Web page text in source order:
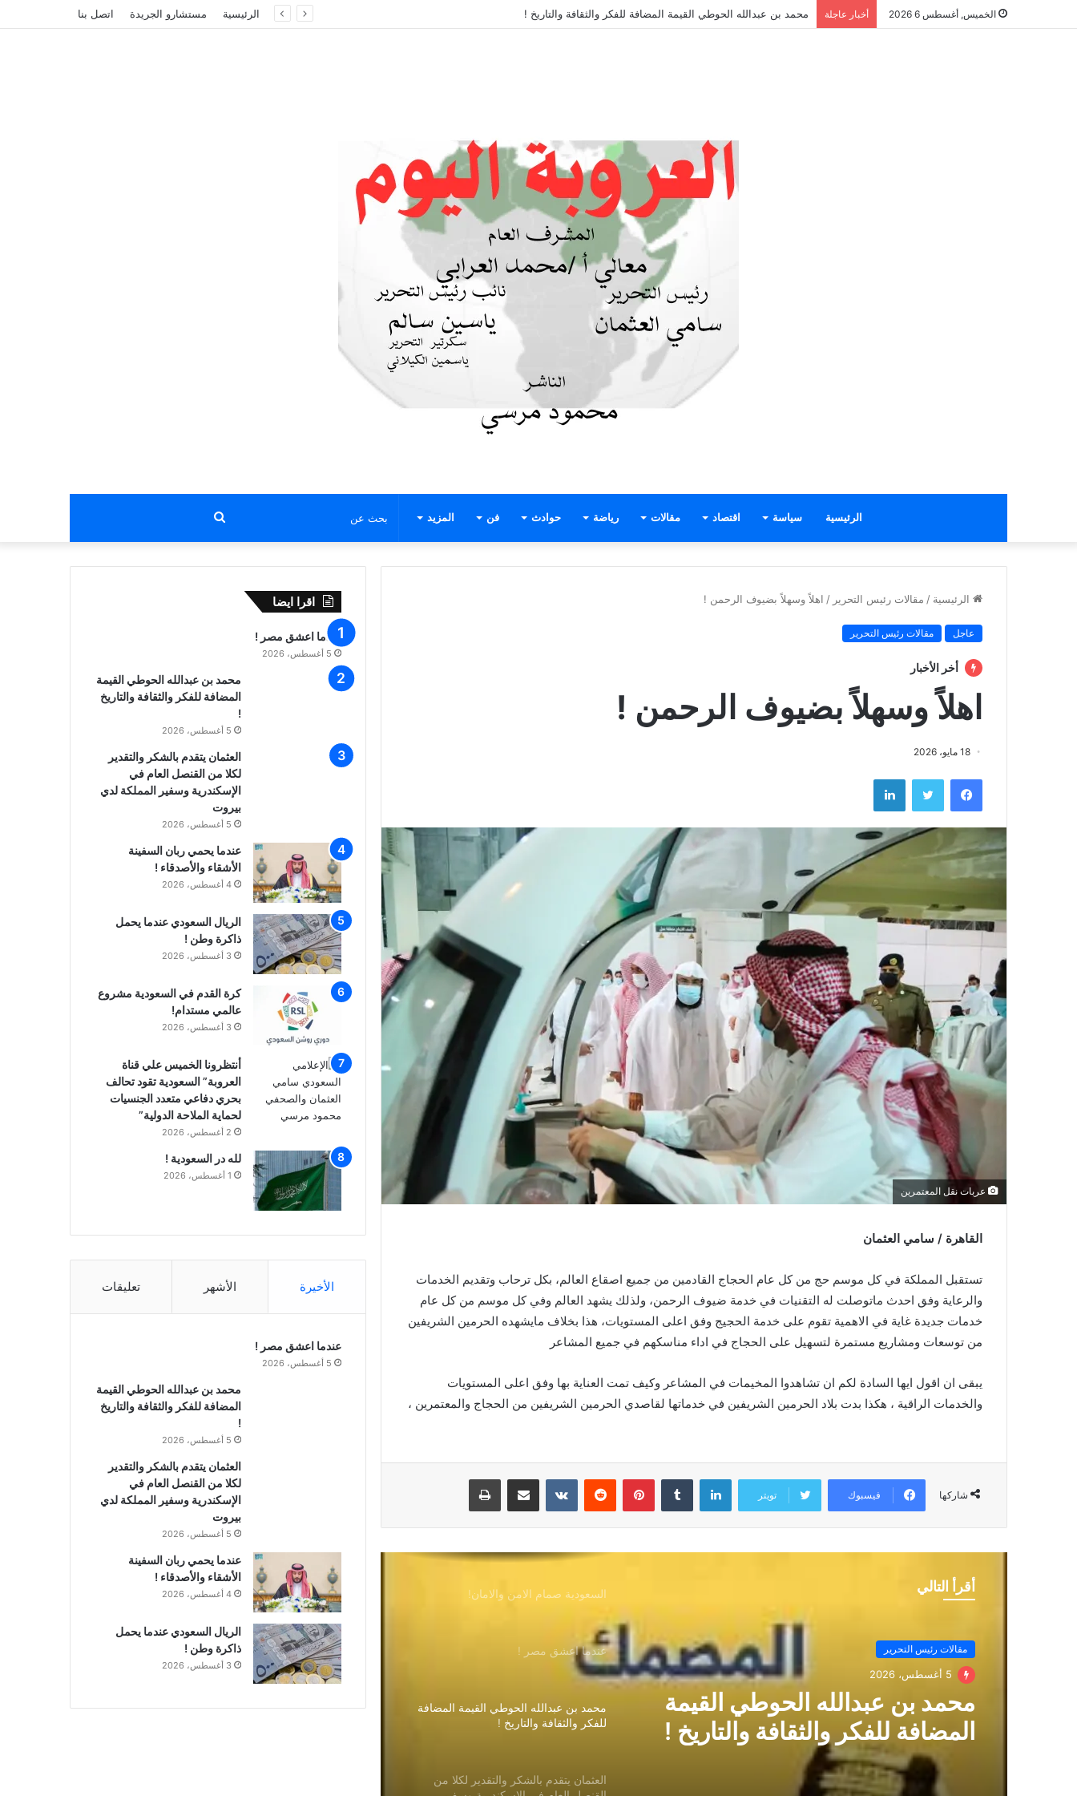
الخميس, أغسطس 6 2026 أخبار عاجلة محمد بن عبدالله الحوطي القيمة المضافة للفكر والثقافة والتاريخ ! الرئيسية مستشارو الجريدة اتصل بنا
الرئيسية سياسة اقتصاد مقالات رياضة حوادث فن المزيد بحث
عن
الرئيسية / مقالات رئيس التحرير / اهلاً وسهلاً بضيوف الرحمن !
عاجل مقالات رئيس التحرير
أخر الأخبار
اهلاً وسهلاً بضيوف الرحمن !
18 مايو، 2026
فيسبوك تويتر لينكدإن
عربات نقل المعتمرين
القاهرة / سامي العثمان
تستقبل المملكة في كل موسم حج من كل عام الحجاج القادمين من جميع اصقاع العالم، بكل ترحاب وتقديم الخدمات
والرعاية وفق احدث ماتوصلت له التقنيات في خدمة ضيوف الرحمن، ولذلك يشهد العالم وفي كل موسم من كل عام
خدمات جديدة غاية في الاهمية تقوم على خدمة الحجيج وفق اعلى المستويات، هذا بخلاف مايشهده الحرمين الشريفين
من توسعات ومشاريع مستمرة لتسهيل على الحجاج في اداء مناسكهم في جميع المشاعر
يبقى ان اقول ايها السادة لكم ان تشاهدوا المخيمات في المشاعر وكيف تمت العناية بها وفق اعلى المستويات
والخدمات الراقية ، هكذا بدت بلاد الحرمين الشريفين في خدماتها لقاصدي الحرمين الشريفين من الحجاج والمعتمرين ،
شاركها فيسبوك تويتر
لينكدإن بينتيريست مشاركة عبر البريد طباعة
أقرأ التالي
مقالات رئيس التحرير
5 أغسطس، 2026
محمد بن عبدالله الحوطي القيمة
المضافة للفكر والثقافة والتاريخ !
كرة القدم في السعودية مشروع عالمي
مستدام!
أنتظرونا الخميس علي قناة العروبة”
لله در السعودية !
السعودية صمام الامن والامان!
عندما اعشق مصر !
محمد بن عبدالله الحوطي القيمة المضافة
للفكر والثقافة والتاريخ !
العثمان يتقدم بالشكر والتقدير لكلا من
اقرا ايضا
عندما اعشق مصر !
5 أغسطس، 2026
محمد بن عبدالله الحوطي القيمة
المضافة للفكر والثقافة والتاريخ
!
5 أغسطس، 2026
العثمان يتقدم بالشكر والتقدير
لكلا من القنصل العام في
الإسكندرية وسفير المملكة لدي
بيروت
5 أغسطس، 2026
عندما يحمي ربان السفينة
الأشقاء والأصدقاء !
4 أغسطس، 2026
الريال السعودي عندما يحمل
ذاكرة وطن !
3 أغسطس، 2026
كرة القدم في السعودية مشروع
عالمي مستدام!
3 أغسطس، 2026
أنتظرونا الخميس علي قناة
العروبة” السعودية تقود تحالف
بحري دفاعي متعدد الجنسيات
لحماية الملاحة الدولية”
2 أغسطس، 2026
لله در السعودية !
1 أغسطس، 2026
الأخيرة الأشهر تعليقات
عندما اعشق مصر !
5 أغسطس، 2026
محمد بن عبدالله الحوطي القيمة
المضافة للفكر والثقافة والتاريخ
!
5 أغسطس، 2026
العثمان يتقدم بالشكر والتقدير
لكلا من القنصل العام في
الإسكندرية وسفير المملكة لدي
بيروت
5 أغسطس، 2026
عندما يحمي ربان السفينة
الأشقاء والأصدقاء !
4 أغسطس، 2026
الريال السعودي عندما يحمل
ذاكرة وطن !
3 أغسطس، 2026